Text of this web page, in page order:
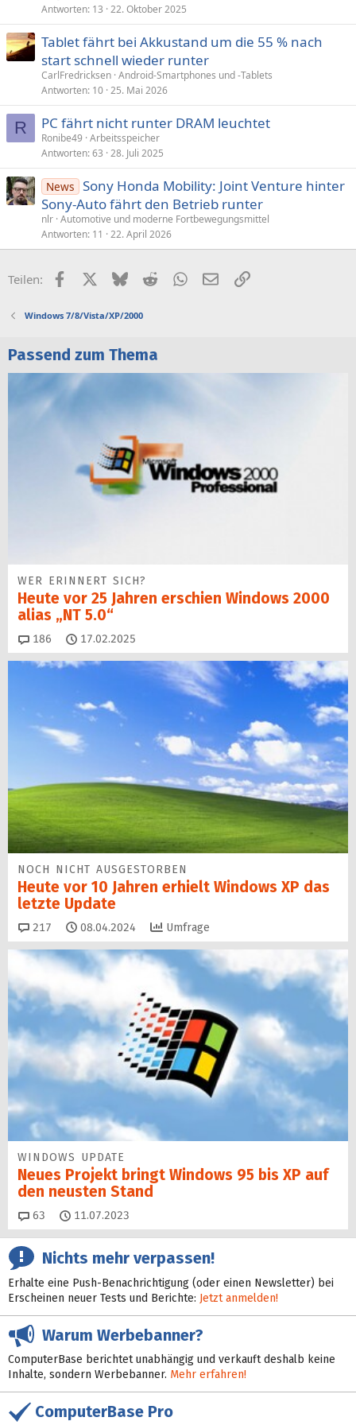
g
Antworten 13 22. Oktober 2025
Tablet fährt bei Akkustand um die 55 % nach
start schnell wieder runter
CarlFredricksen Android-Smartphones und -Tablets
Antworten 10 25. Mai 2026
R PC fährt nicht runter DRAM leuchtet
Ronibe49 Arbeitsspeicher
Antworten 63 28. Juli 2025
News Sony Honda Mobility: Joint Venture hinter
Sony-Auto fährt den Betrieb runter
nlr Automotive und moderne Fortbewegungsmittel
Antworten 11 22. April 2026
Teilen: FacebookX (Twitter)
BlueskyRedditWhatsApp
E-MailLink
Windows 7/8/Vista/XP/2000
Passend zum Thema
WER ERINNERT SICH?
Heute vor 25 Jahren erschien Windows 2000
alias „NT 5.0“
186 Kommentare
17.02.2025
NOCH NICHT AUSGESTORBEN
Heute vor 10 Jahren erhielt Windows XP das
letzte Update
217 Kommentare
08.04.2024 Umfrage
WINDOWS UPDATE
Neues Projekt bringt Windows 95 bis XP auf
den neusten Stand
63 Kommentare
11.07.2023
Nichts mehr verpassen!
Erhalte eine Push-Benachrichtigung (oder einen Newsletter) bei
Erscheinen neuer Tests und Berichte: Jetzt anmelden!
Warum Werbebanner?
ComputerBase berichtet unabhängig und verkauft deshalb keine
Inhalte, sondern Werbebanner. Mehr erfahren!
ComputerBase Pro